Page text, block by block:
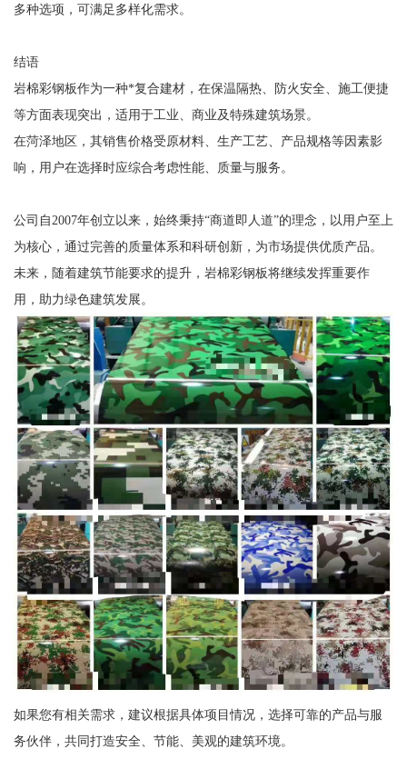
多种选项，可满足多样化需求。
结语
岩棉彩钢板作为一种*复合建材，在保温隔热、防火安全、施工便捷
等方面表现突出，适用于工业、商业及特殊建筑场景。
在菏泽地区，其销售价格受原材料、生产工艺、产品规格等因素影
响，用户在选择时应综合考虑性能、质量与服务。
公司自2007年创立以来，始终秉持“商道即人道”的理念，以用户至上
为核心，通过完善的质量体系和科研创新，为市场提供优质产品。
未来，随着建筑节能要求的提升，岩棉彩钢板将继续发挥重要作
用，助力绿色建筑发展。
如果您有相关需求，建议根据具体项目情况，选择可靠的产品与服
务伙伴，共同打造安全、节能、美观的建筑环境。